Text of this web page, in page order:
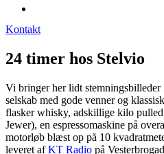
Kontakt
24 timer hos Stelvio
Vi bringer her lidt
selskab med gode venner og
flasker whisky, adskillige kilo
Jewer), en espressomaskine på
motorløb blæst op på 10
leveret afKT Radio på